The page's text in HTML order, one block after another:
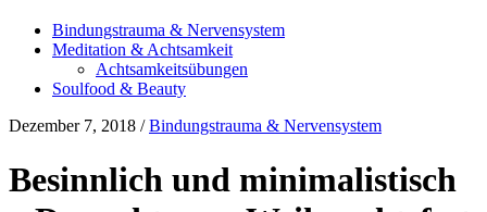
Bindungstrauma & Nervensystem
Meditation & Achtsamkeit
Achtsamkeitsübungen
Soulfood & Beauty
Dezember 7, 2018 /Bindungstrauma & Nervensystem
Besinnlich und minimalistisch